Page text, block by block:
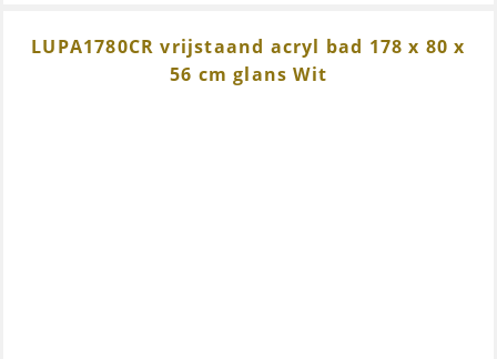
LUPA1780CR vrijstaand acryl bad 178 x 80 x
56 cm glans Wit